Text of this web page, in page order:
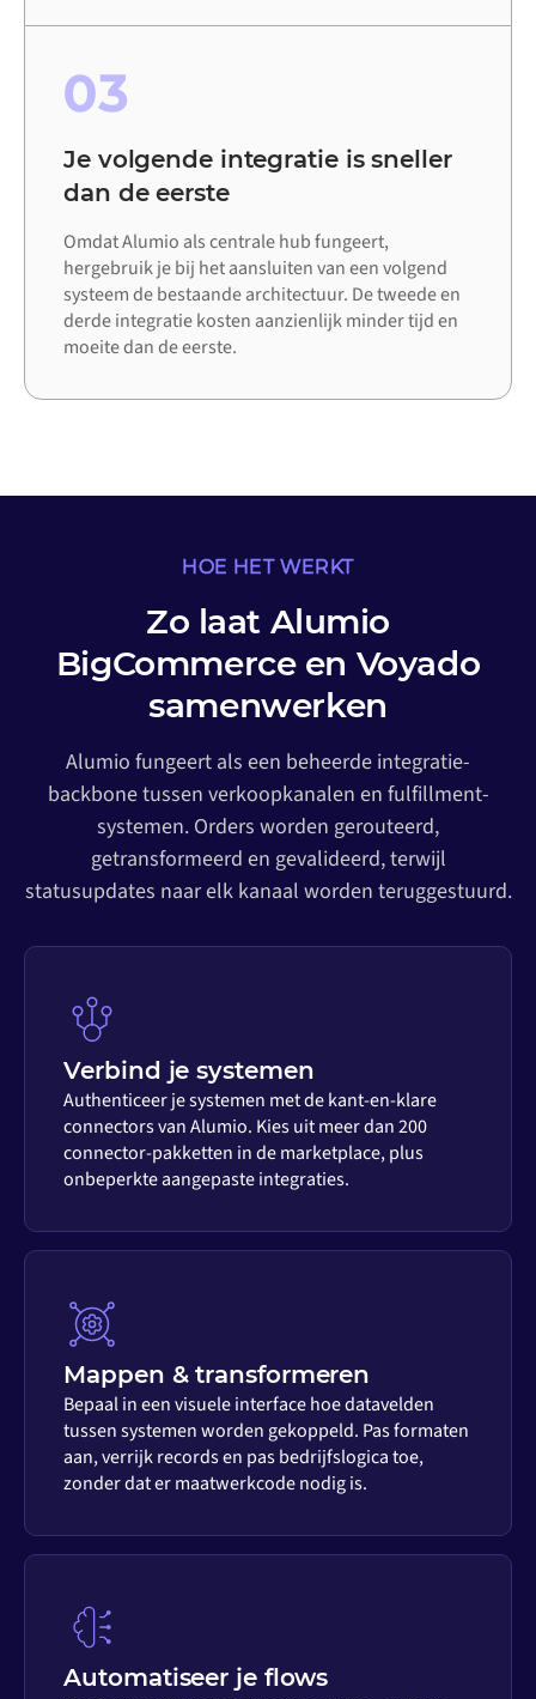
03
Je volgende integratie is sneller
dan de eerste
Omdat Alumio als centrale hub fungeert,
hergebruik je bij het aansluiten van een volgend
systeem de bestaande architectuur. De tweede en
derde integratie kosten aanzienlijk minder tijd en
moeite dan de eerste.
HOE HET WERKT
Zo laat Alumio
BigCommerce en Voyado
samenwerken
Alumio fungeert als een beheerde integratie-
backbone tussen verkoopkanalen en fulfillment-
systemen. Orders worden gerouteerd,
getransformeerd en gevalideerd, terwijl
statusupdates naar elk kanaal worden teruggestuurd.
Verbind je systemen
Authenticeer je systemen met de kant-en-klare
connectors van Alumio. Kies uit meer dan 200
connector-pakketten in de marketplace, plus
onbeperkte aangepaste integraties.
Mappen & transformeren
Bepaal in een visuele interface hoe datavelden
tussen systemen worden gekoppeld. Pas formaten
aan, verrijk records en pas bedrijfslogica toe,
zonder dat er maatwerkcode nodig is.
Automatiseer je flows